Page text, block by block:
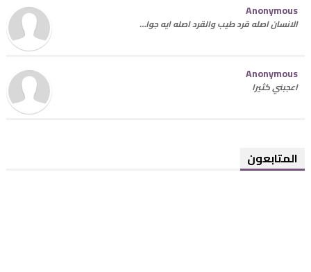
Anonymous
الانسان اصله قرد طيب والقرد اصله ايه جوا…
Anonymous
اعجبني كثيرا
المتابعون